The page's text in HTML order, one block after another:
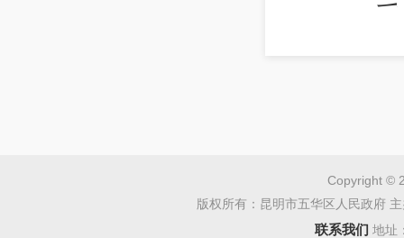
10、
附件：
患排查整
Copyright ©
版权所有：昆明市五华区人民政府
联系我们 地址